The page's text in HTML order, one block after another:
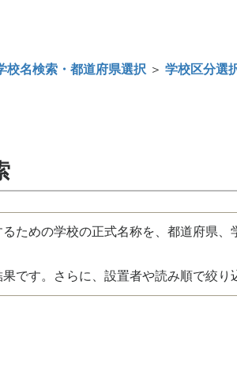
校名検索・都道府県選択 ＞ 学校区分選
ための学校の正式名称を、都道府県
です。さらに、設置者や読み順で絞り